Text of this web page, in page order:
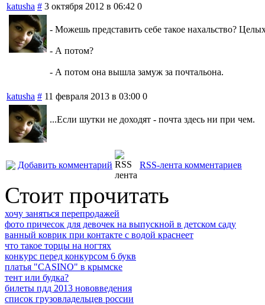
katusha # 3 октября 2012 в 06:42 0
- Можешь представить себе такое нахальство?
- А потом?
- А потом она вышла замуж за почтальона.
katusha # 11 февраля 2013 в 03:00 0
...Если шутки не доходят - почта здесь ни при чем.
Добавить комментарий RSS-лента комментариев
Стоит прочитать
хочу заняться перепродажей
фото причесок для девочек на выпускной в детском саду
ванный коврик при контакте с водой краснеет
что такое торцы на ногтях
конкурс перед конкурсом 6 букв
платья "CASINO" в крымске
тент или будка?
билеты пдд 2013 нововведения
список грузовладельцев россии